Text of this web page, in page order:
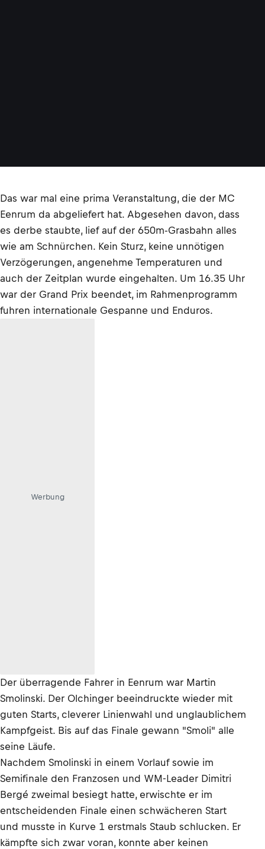
Das war mal eine prima Veranstaltung, die der MC
Eenrum da abgeliefert hat. Abgesehen davon, dass
es derbe staubte, lief auf der 650m-Grasbahn alles
wie am Schnürchen. Kein Sturz, keine unnötigen
Verzögerungen, angenehme Temperaturen und
auch der Zeitplan wurde eingehalten. Um 16.35 Uhr
war der Grand Prix beendet, im Rahmenprogramm
fuhren internationale Gespanne und Enduros.
Werbung
Der überragende Fahrer in Eenrum war Martin
Smolinski. Der Olchinger beeindruckte wieder mit
guten Starts, cleverer Linienwahl und unglaublichem
Kampfgeist. Bis auf das Finale gewann "Smoli" alle
seine Läufe.
Nachdem Smolinski in einem Vorlauf sowie im
Semifinale den Franzosen und WM-Leader Dimitri
Bergé zweimal besiegt hatte, erwischte er im
entscheidenden Finale einen schwächeren Start
und musste in Kurve 1 erstmals Staub schlucken. Er
kämpfte sich zwar voran, konnte aber keinen